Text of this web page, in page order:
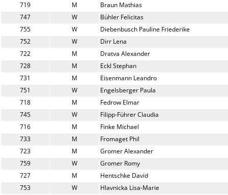
719
M
Braun Mathias
747
W
Bühler Felicitas
755
W
Diebenbusch Pauline Friederike
752
W
Dirr Lena
722
M
Dratva Alexander
728
M
Eckl Stephan
731
M
Eisenmann Leandro
751
W
Engelsberger Paula
718
M
Fedrow Elmar
745
W
Filipp-Führer Claudia
716
M
Finke Michael
733
M
Fromaget Phil
723
M
Gromer Alexander
759
W
Gromer Romy
727
M
Hentschke David
753
W
Hlavnicka Lisa-Marie